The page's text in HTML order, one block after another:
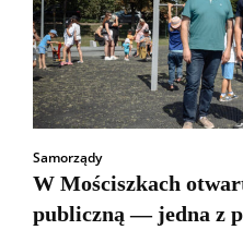
Samorządy
W Mościszkach
publiczną — jedna z